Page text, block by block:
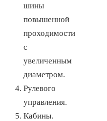
шины
повышенной
проходимости
с
увеличенным
диаметром.
Рулевого
управления.
Кабины.